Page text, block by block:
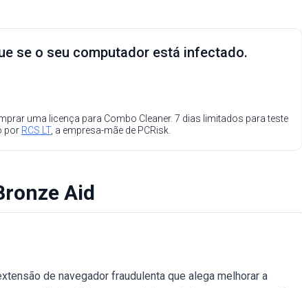
se o seu computador está infectado.
uma licença para Combo Cleaner. 7 dias limitados para teste
por RCS LT, a empresa-mãe de PCRisk.
Aid
de navegador fraudulenta que alega melhorar a